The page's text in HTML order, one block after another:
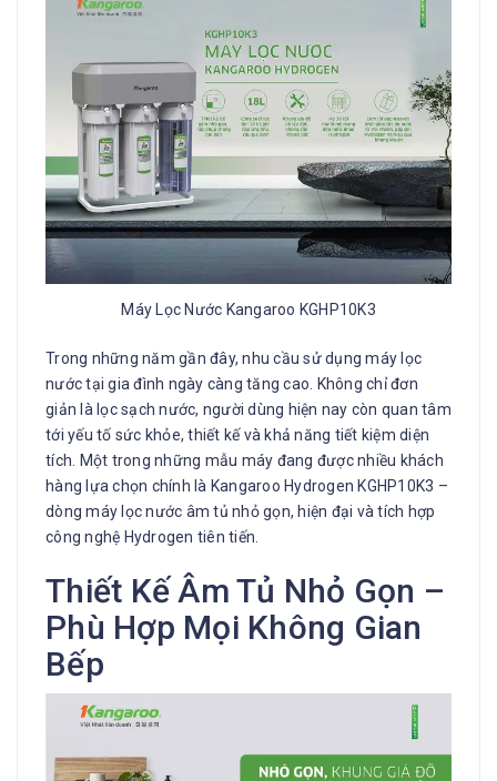
Máy Lọc Nước Kangaroo KGHP10K3
Trong những năm gần đây, nhu cầu sử dụng máy lọc
nước tại gia đình ngày càng tăng cao. Không chỉ đơn
giản là lọc sạch nước, người dùng hiện nay còn quan tâm
tới yếu tố sức khỏe, thiết kế và khả năng tiết kiệm diện
tích. Một trong những mẫu máy đang được nhiều khách
hàng lựa chọn chính là Kangaroo Hydrogen KGHP10K3 –
dòng máy lọc nước âm tủ nhỏ gọn, hiện đại và tích hợp
công nghệ Hydrogen tiên tiến.
Thiết Kế Âm Tủ Nhỏ Gọn –
Phù Hợp Mọi Không Gian
Bếp